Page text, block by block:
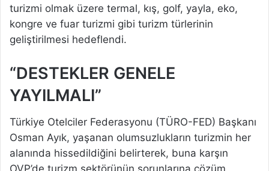
turizmi olmak üzere termal, kış, golf, yayla, eko,
kongre ve fuar turizmi gibi turizm türlerinin
geliştirilmesi hedeflendi.
“DESTEKLER GENELE
YAYILMALI”
Türkiye Otelciler Federasyonu (TÜRO-FED) Başkanı
Osman Ayık, yaşanan olumsuzlukların turizmin her
alanında hissedildiğini belirterek, buna karşın
OVP’de turizm sektörünün sorunlarına çözüm